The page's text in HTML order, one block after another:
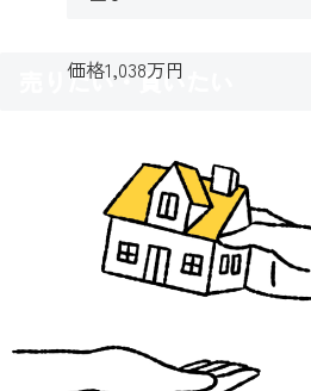
価格1,038万円
売りたい・買いたい